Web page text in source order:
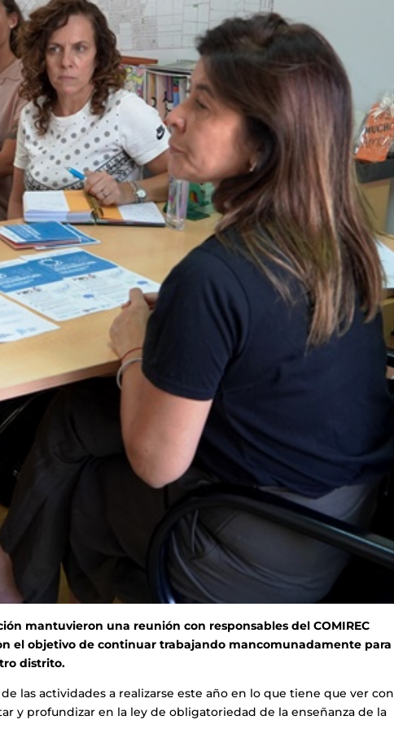
mantuvieron una reunión con responsables del COMIREC
el objetivo de continuar trabajando mancomunadamente para
distrito.
las actividades a realizarse este año en lo que tiene que ver con
y profundizar en la ley de obligatoriedad de la enseñanza de la